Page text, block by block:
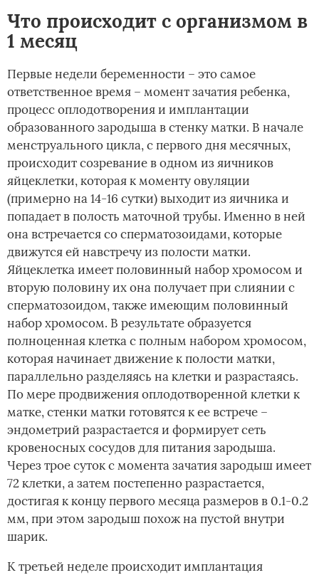
Что происходит с организмом в
1 месяц
Первые недели беременности – это самое
ответственное время – момент зачатия ребенка,
процесс оплодотворения и имплантации
образованного зародыша в стенку матки. В начале
менструального цикла, с первого дня месячных,
происходит созревание в одном из яичников
яйцеклетки, которая к моменту овуляции
(примерно на 14-16 сутки) выходит из яичника и
попадает в полость маточной трубы. Именно в ней
она встречается со сперматозоидами, которые
движутся ей навстречу из полости матки.
Яйцеклетка имеет половинный набор хромосом и
вторую половину их она получает при слиянии с
сперматозоидом, также имеющим половинный
набор хромосом. В результате образуется
полноценная клетка с полным набором хромосом,
которая начинает движение к полости матки,
параллельно разделяясь на клетки и разрастаясь.
По мере продвижения оплодотворенной клетки к
матке, стенки матки готовятся к ее встрече –
эндометрий разрастается и формирует сеть
кровеносных сосудов для питания зародыша.
Через трое суток с момента зачатия зародыш имеет
72 клетки, а затем постепенно разрастается,
достигая к концу первого месяца размеров в 0.1-0.2
мм, при этом зародыш похож на пустой внутри
шарик.
К третьей неделе происходит имплантация